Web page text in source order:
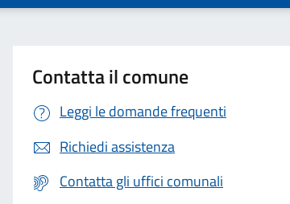
Contatta il comune
Leggi le domande frequenti
Richiedi assistenza
Contatta gli uffici comunali